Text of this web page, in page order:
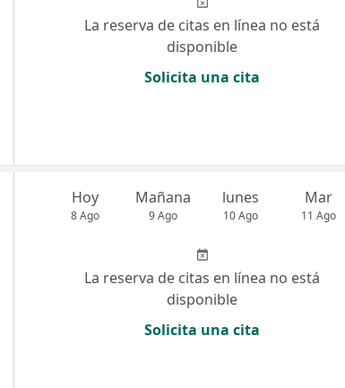
La reserva de citas en línea no está
disponible
Solicita una cita
Hoy
8 Ago
Mañana
9 Ago
lunes
10 Ago
Mar
11 Ago
La reserva de citas en línea no está
disponible
Solicita una cita